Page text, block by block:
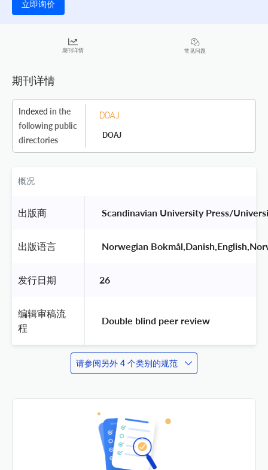
立即询价
期刊详情 常见问题
期刊详情
Indexed in the
following public
directories
DOAJ
概况
出版商 Scandinavian University Press/
出版语言 Norwegian
发行日期 26
编辑审稿流
程
Double blind peer review
请参阅另外 4 个类别的规范